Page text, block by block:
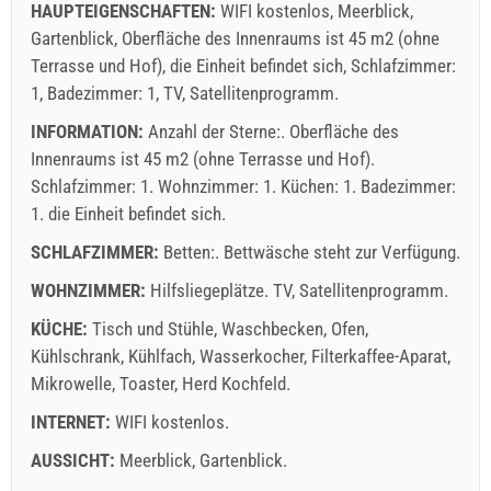
Angebote:
Holiday-Link zahlt: 03.10.2025 - 31.12.2026 / - 10 %
Obligatorisch:Anmeldung der Gäste (01.07. - 31.08): 10
30.06. / 01.09. - 31.12.): 5 EUR (once - per_person)
Lieferbedingungen des Lieferanten
Buchen Sie und warten auf Bestätigung
Wenn Sie nicht sofort buchen möchten und weitere Fragen
haben, füllen Sie diese bitte aus und klicken Sie auf
HAUPTEIGENSCHAFTEN: WIFI kostenlos, Meerblick,
Gartenblick, Oberfläche des Innenraums ist 45 m2 (ohne
Terrasse und Hof), die Einheit befindet sich, Schlafzimmer:
1, Badezimmer: 1, TV, Satellitenprogramm.
INFORMATION: Anzahl der Sterne:. Oberfläche des
Innenraums ist 45 m2 (ohne Terrasse und Hof).
Schlafzimmer: 1. Wohnzimmer: 1. Küchen: 1. Badezimmer:
1. die Einheit befindet sich.
SCHLAFZIMMER: Betten:. Bettwäsche steht zur Verfügung.
WOHNZIMMER: Hilfsliegeplätze. TV, Satellitenprogramm.
KÜCHE: Tisch und Stühle, Waschbecken, Ofen,
Kühlschrank, Kühlfach, Wasserkocher, Filterkaffee-Aparat,
Mikrowelle, Toaster, Herd Kochfeld.
INTERNET: WIFI kostenlos.
AUSSICHT: Meerblick, Gartenblick.